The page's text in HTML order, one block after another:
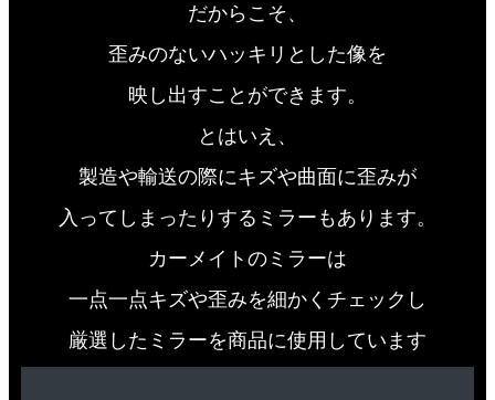
だからこそ、
歪みのないハッキリとした像を
映し出すことができます。
とはいえ、
製造や輸送の際にキズや曲面に歪みが
入ってしまったりするミラーもあります。
カーメイトのミラーは
一点一点キズや歪みを細かくチェックし
厳選したミラーを商品に使用しています